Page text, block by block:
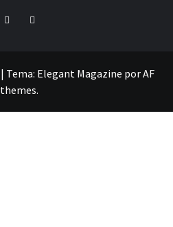
TwitterFacebook
| Tema: Elegant Magazine porAF
themes.